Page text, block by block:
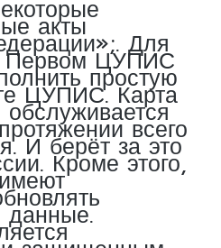
акты Для
Первом ЦУПИС
простую
ЦУПИС. Карта
всего
И берёт за это
Кроме этого,
данные.